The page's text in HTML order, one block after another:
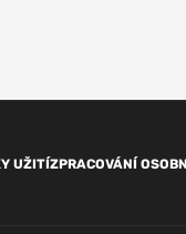
UŽITÍZPRACOVÁNÍ